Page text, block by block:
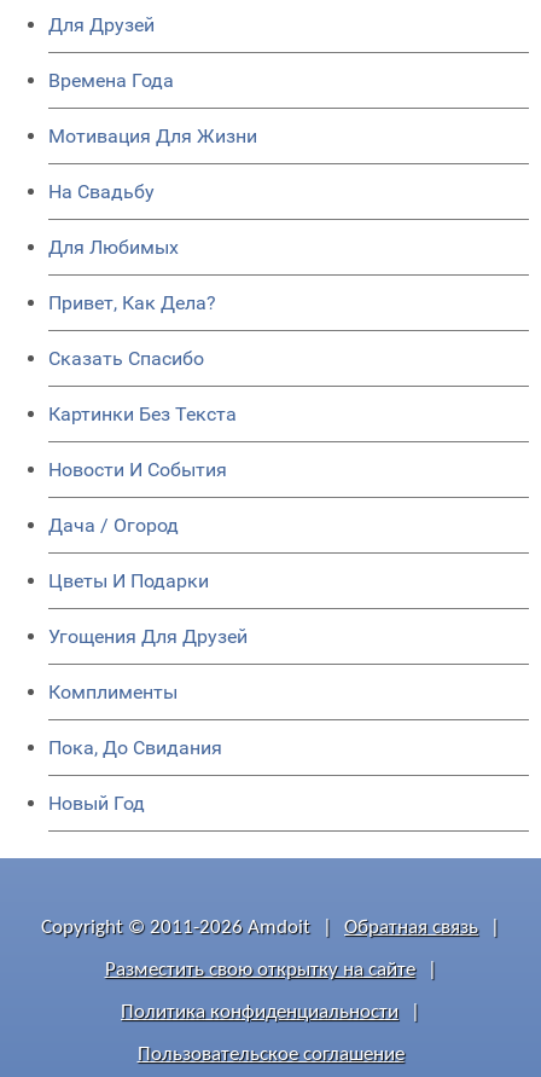
Для Друзей
Времена Года
Мотивация Для Жизни
На Свадьбу
Для Любимых
Привет, Как Дела?
Сказать Спасибо
Картинки Без Текста
Новости И События
Дача / Огород
Цветы И Подарки
Угощения Для Друзей
Комплименты
Пока, До Свидания
Новый Год
Copyright © 2011-2026 Amdoit Обратная связь
Разместить свою открытку на сайте
Политика конфиденциальности
Пользовательское соглашение